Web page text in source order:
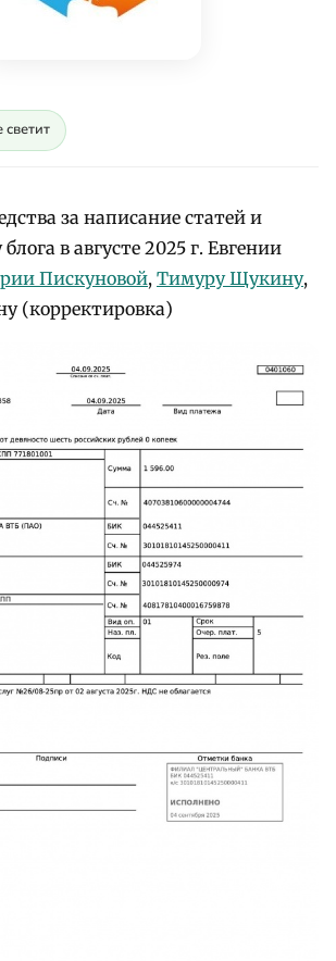
светит
за написание статей и
в августе 2025 г. Евгении
Пискуновой, Тимуру Щукину,
(корректировка)